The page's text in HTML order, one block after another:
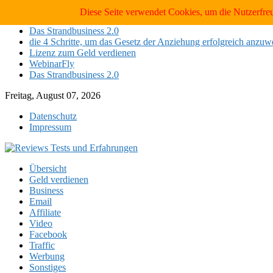
contentDas Strandbusiness 2.0
die 4 Schritte, um das Gesetz der Anziehung erfolgreich
Lizenz zum Geld verdienen
WebinarFly
Das Strandbusiness 2.0
Freitag, August 07, 2026
Datenschutz
Impressum
Übersicht
Geld verdienen
Business
Email
Affiliate
Video
Facebook
Traffic
Werbung
Sonstiges
Diese Seite verwendet Cookies, um die